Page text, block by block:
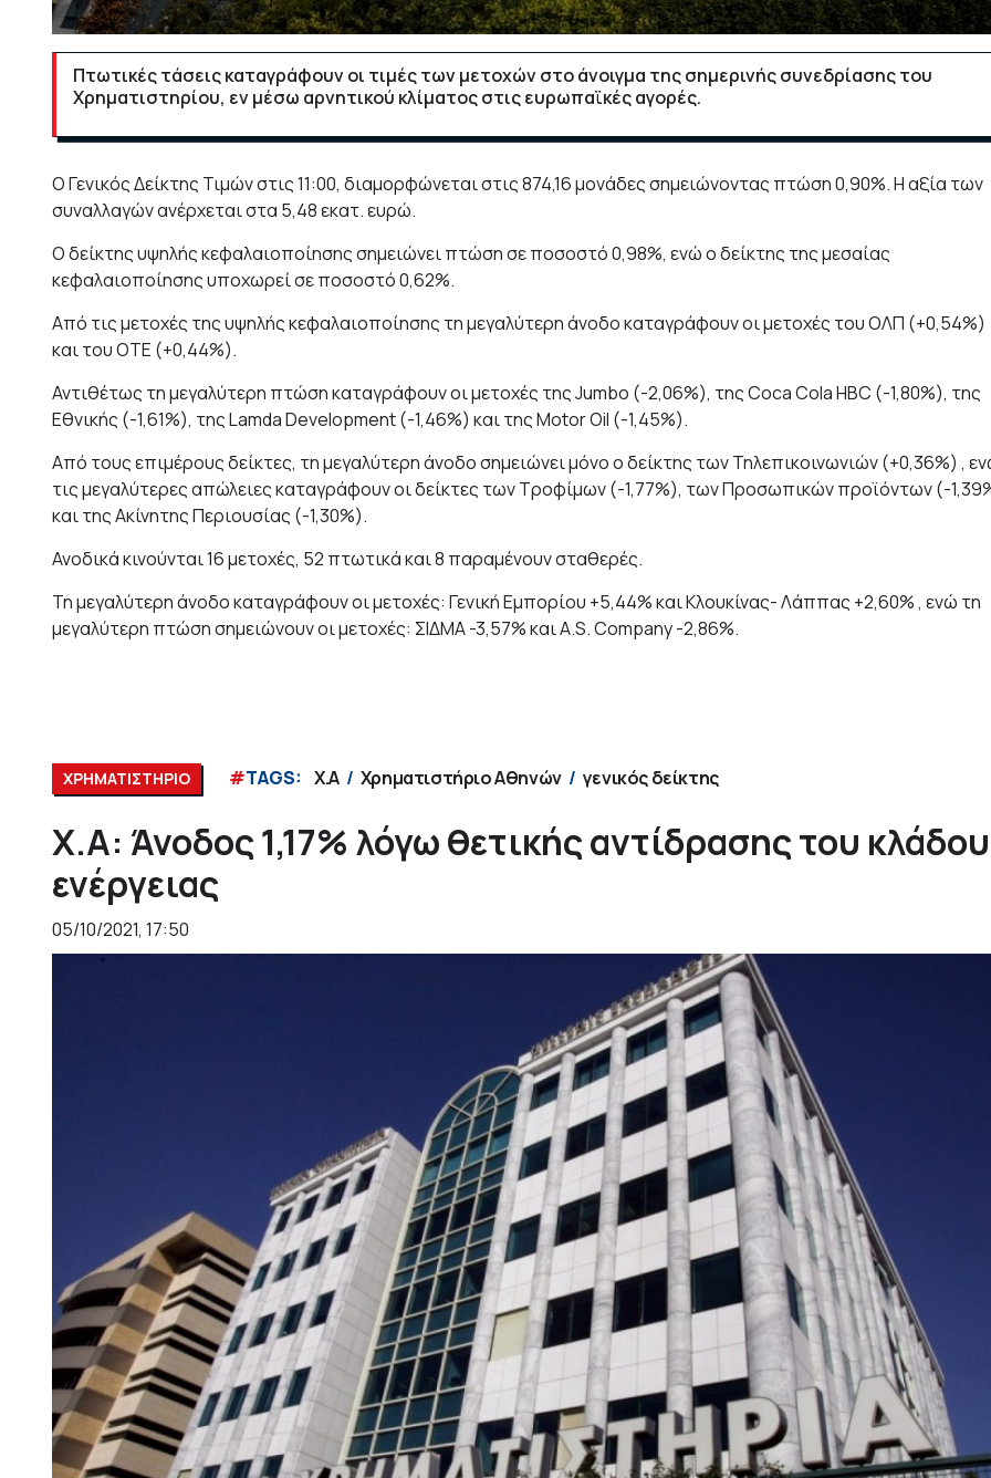
Πτωτικές τάσεις καταγράφουν οι τιμές των μετοχών στο άνοιγμα της σημερινής συνεδρίασης του
Χρηματιστηρίου, εν μέσω αρνητικού κλίματος στις ευρωπαϊκές αγορές.
O Γενικός Δείκτης Τιμών στις 11:00, διαμορφώνεται στις 874,16 μονάδες σημειώνοντας πτώση 0,90%. Η αξία των
συναλλαγών ανέρχεται στα 5,48 εκατ. ευρώ.
Ο δείκτης υψηλής κεφαλαιοποίησης σημειώνει πτώση σε ποσοστό 0,98%, ενώ ο δείκτης της μεσαίας
κεφαλαιοποίησης υποχωρεί σε ποσοστό 0,62%.
Από τις μετοχές της υψηλής κεφαλαιοποίησης τη μεγαλύτερη άνοδο καταγράφουν οι μετοχές του ΟΛΠ (+0,54%)
και του ΟΤΕ (+0,44%).
Αντιθέτως τη μεγαλύτερη πτώση καταγράφουν οι μετοχές της Jumbo (-2,06%), της Coca Cola HBC (-1,80%), της
Εθνικής (-1,61%), της Lamda Development (-1,46%) και της Motor Oil (-1,45%).
Από τους επιμέρους δείκτες, τη μεγαλύτερη άνοδο σημειώνει μόνο ο δείκτης των Τηλεπικοινωνιών (+0,36%) ,
τις μεγαλύτερες απώλειες καταγράφουν οι δείκτες των Τροφίμων (-1,77%), των Προσωπικών προϊόντων (-
και της Ακίνητης Περιουσίας (-1,30%).
Ανοδικά κινούνται 16 μετοχές, 52 πτωτικά και 8 παραμένουν σταθερές.
Τη μεγαλύτερη άνοδο καταγράφουν οι μετοχές: Γενική Εμπορίου +5,44% και Κλουκίνας- Λάππας +2,60% , ενώ τη
μεγαλύτερη πτώση σημειώνουν οι μετοχές: ΣΙΔΜΑ -3,57% και A.S. Company -2,86%.
ΧΡΗΜΑΤΙΣΤΗΡΙΟ #TAGS: Χ.Α Χρηματιστήριο Αθηνών γενικός δείκτης
Χ.Α: Άνοδος 1,17% λόγω θετικής αντίδρασης του κλάδου
ενέργειας
05/10/2021, 17:50